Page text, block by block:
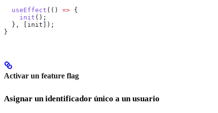
  useEffect
(() => {
    init
();
  }, [
init ]);
}
Activar un feature flag
Asignar un identificador único a un usuario